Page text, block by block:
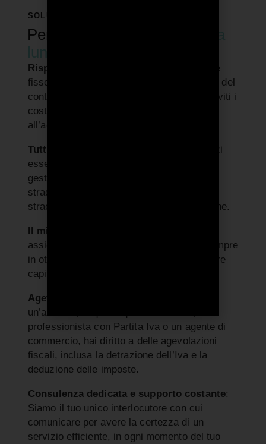
SOLUZIONI PER IL BUSINESS
Perché conviene il
lungo termine?
Risparmi soldi e tempo:
Paghi un canone
fisso mensile, personalizzato per la durata del
contratto e il chilometraggio prestabilito. Eviti i
costi, la burocrazia e le lungaggini legate
all’acquisto o al leasing di un veicolo.
Tutti i servizi inclusi:
Godi di tutti i servizi
essenziali, tra cui coperture assicurative,
gestione burocratica e sinistri, soccorso
stradale H24, manutenzione ordinaria e
straordinaria, assistenza e immatricolazione.
Il miglior veicolo per il tuo business:
assicuri l’auto ideale per la tua attività, sempre
in ottime condizioni, senza dover impegnare
capitale o fare investimenti iniziali.
Agevolazioni fiscali garantite
un’azienda, di qualunque dimensione, un
professionista con Partita Iva o un agente di
commercio, hai diritto a delle agevolazioni
fiscali, inclusa la detrazione dell’Iva e la
deduzione delle imposte.
Consulenza dedicata e supporto costante:
Siamo il tuo unico interlocutore con cui
comunicare per avere la certezza di un
servizio efficiente, in ogni momento del tuo